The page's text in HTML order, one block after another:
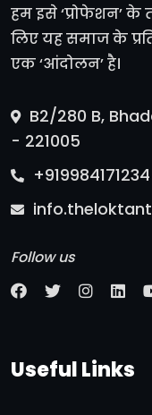
हम इसे ‘प्रोफेशन’ के
लिए यह समाज के
एक ‘आंदोलन’ है।
B2/280 B,
- 221005
+919984171234
Follow us
Useful Links